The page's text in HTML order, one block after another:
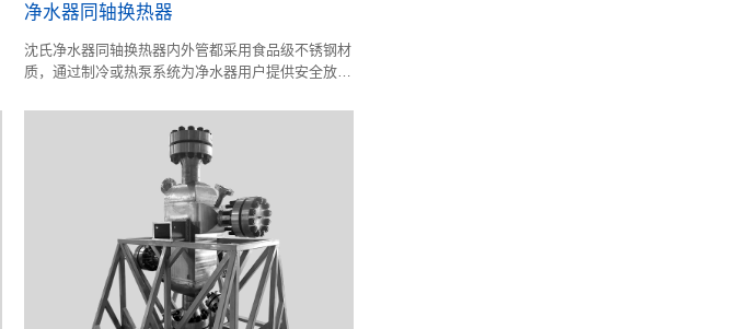
净水器同轴换热器
沈氏净水器同轴换热器内外管都采用食品级不锈钢材
质，通过制冷或热泵系统为净水器用户提供安全放心